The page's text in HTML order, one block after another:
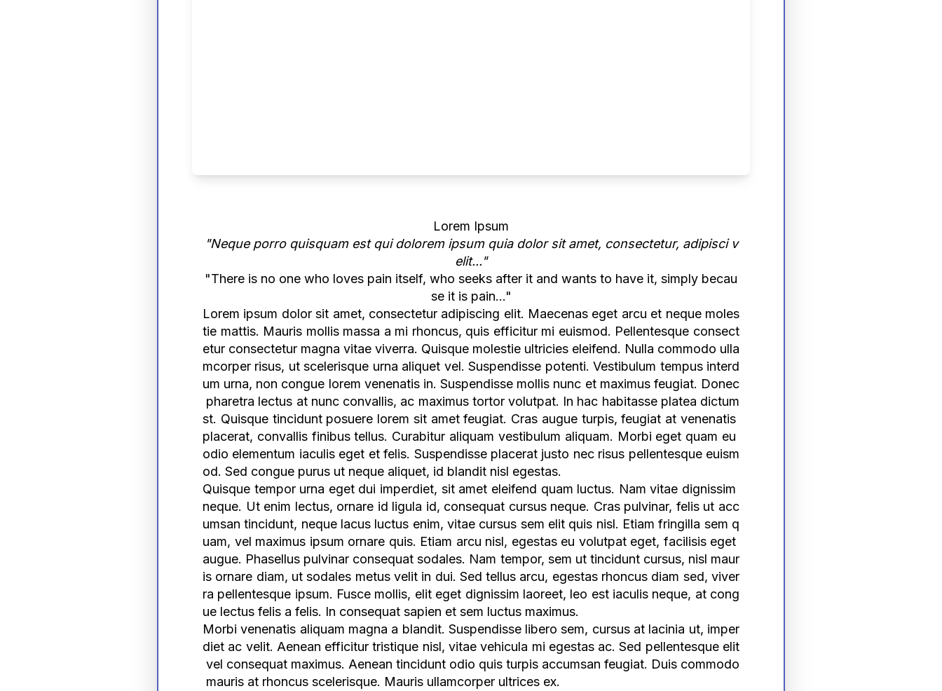
Lorem Ipsum
"Neque porro quisquam est qui dolorem ipsum quia dolor sit amet, consectetur, adipisci v
elit..."
"There is no one who loves pain itself, who seeks after it and wants to have it, simply becau
se it is pain..."
Lorem ipsum dolor sit amet, consectetur adipiscing elit. Maecenas eget arcu et neque moles
tie mattis. Mauris mollis massa a mi rhoncus, quis efficitur mi euismod. Pellentesque consect
etur consectetur magna vitae viverra. Quisque molestie ultricies eleifend. Nulla commodo ulla
mcorper risus, ut scelerisque urna aliquet vel. Suspendisse potenti. Vestibulum tempus interd
um urna, non congue lorem venenatis in. Suspendisse mollis nunc et maximus feugiat. Donec
pharetra lectus at nunc convallis, ac maximus tortor volutpat. In hac habitasse platea dictum
st. Quisque tincidunt posuere lorem sit amet feugiat. Cras augue turpis, feugiat at venenatis
placerat, convallis finibus tellus. Curabitur aliquam vestibulum aliquam. Morbi eget quam eu
odio elementum iaculis eget et felis. Suspendisse placerat justo nec risus pellentesque euism
od. Sed congue purus ut neque aliquet, id blandit nisl egestas.
Quisque tempor urna eget dui imperdiet, sit amet eleifend quam luctus. Nam vitae dignissim
neque. Ut enim lectus, ornare id ligula id, consequat cursus neque. Cras pulvinar, felis ut acc
umsan tincidunt, neque lacus luctus enim, vitae cursus sem elit quis nisl. Etiam fringilla sem q
uam, vel maximus ipsum ornare quis. Etiam arcu nisl, egestas eu volutpat eget, facilisis eget
augue. Phasellus pulvinar consequat sodales. Nam tempor, sem ut tincidunt cursus, nisl maur
is ornare diam, ut sodales metus velit in dui. Sed tellus arcu, egestas rhoncus diam sed, viver
ra pellentesque ipsum. Fusce mollis, elit eget dignissim laoreet, leo est iaculis neque, at cong
ue lectus felis a felis. In consequat sapien et sem luctus maximus.
Morbi venenatis aliquam magna a blandit. Suspendisse libero sem, cursus at lacinia ut, imper
diet ac velit. Aenean efficitur tristique nisl, vitae vehicula mi egestas ac. Sed pellentesque elit
vel consequat maximus. Aenean tincidunt odio quis turpis accumsan feugiat. Duis commodo
mauris at rhoncus scelerisque. Mauris ullamcorper ultrices ex.